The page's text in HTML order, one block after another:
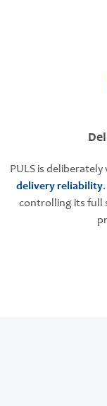
PULS is
delivery reliability
controlling its full